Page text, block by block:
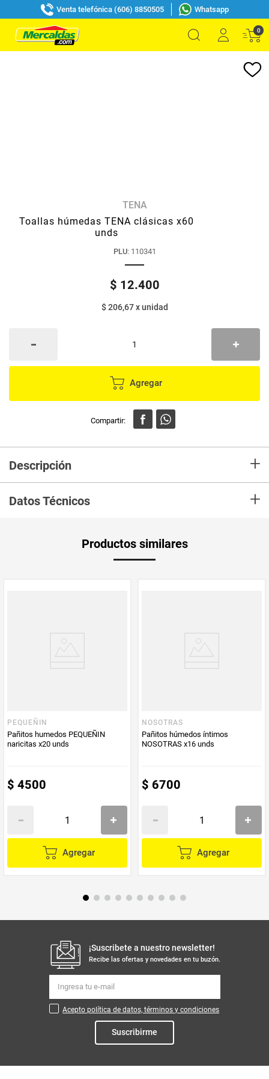
Venta telefónica (606) 8850505 Whatsapp
0
TENA
Toallas húmedas TENA clásicas x60
unds
PLU: 110341
$ 12.400
$ 206,67xunidad
Agregar
Descripción +
la rutina de higiene después de cada cambio de pañal. Con ingredientes
naturales como Aloe Vera y Manzanilla que acondicionan la piel, evitando
Datos Técnicos +
Producto (kg)
Productos similares
PEQUEÑIN
Pañitos humedos PEQUEÑIN
naricitas x20 unds
$ 4500
Agregar
NOSOTRAS
Pañitos húmedos íntimos
NOSOTRAS x16 unds
$ 6700
Agregar
¡Suscribete a nuestro newsletter!
Recibe las ofertas y novedades en tu buzón.
Acepto política de datos, términos y condiciones
Suscribirme